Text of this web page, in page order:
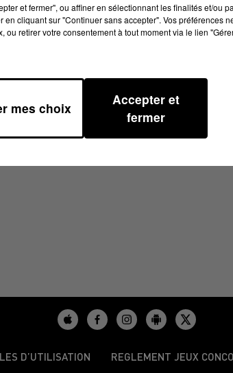
D’UTILISATION REGLEMENT JEUX
et fermer", ou affiner en sélectionnant les finalités et/ou
en cliquant sur "Continuer sans accepter". Vos préférences
ou retirer votre consentement à tout moment via le lien
mes choix
Accepter et
fermer